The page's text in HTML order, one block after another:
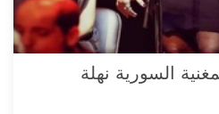
السورية نهلة